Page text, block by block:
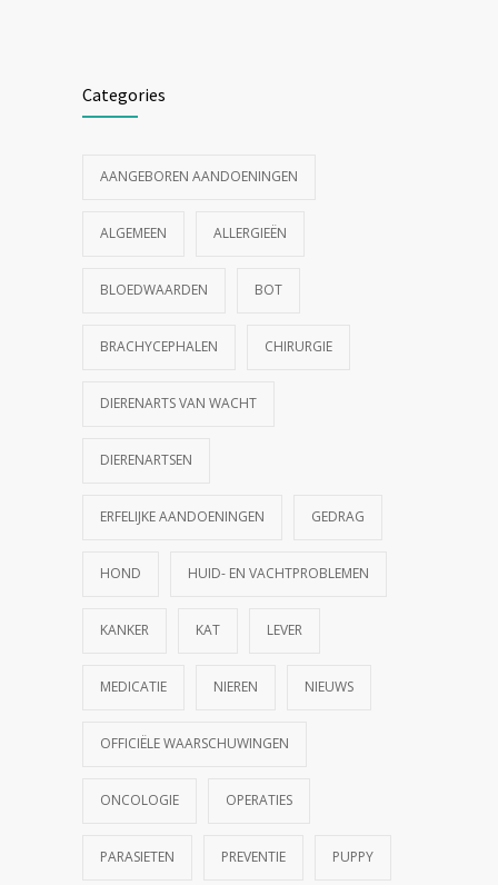
Categories
AANGEBOREN AANDOENINGEN
ALGEMEEN ALLERGIEËN
BLOEDWAARDEN BOT
BRACHYCEPHALEN CHIRURGIE
DIERENARTS VAN WACHT
DIERENARTSEN
ERFELIJKE AANDOENINGEN GEDRAG
HOND HUID- EN VACHTPROBLEMEN
KANKER KAT LEVER
MEDICATIE NIEREN NIEUWS
OFFICIËLE WAARSCHUWINGEN
ONCOLOGIE OPERATIES
PARASIETEN PREVENTIE PUPPY